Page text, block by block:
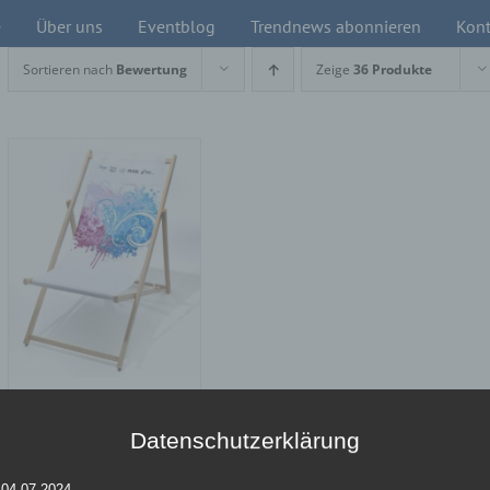
Über uns Eventblog Trendnews abonnieren
Sortieren nach Bewertung Zeige 36 Produkte
LiegestühleDatenschutzerklärung